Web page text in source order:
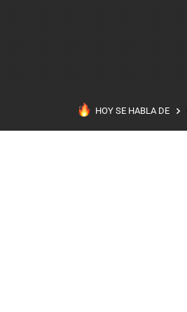
HOY SE HABLA DE